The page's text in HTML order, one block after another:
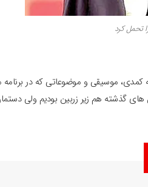
تحمل کرد
کمدی، موسیقی و موضوعاتی که در
گذشته هم زیر زربین بودیم ولی